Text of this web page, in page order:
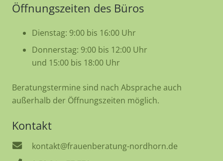
Öffnungszeiten des Büros
Dienstag: 9:00 bis 16:00 Uhr
Donnerstag: 9:00 bis 12:00 Uhr
und 15:00 bis 18:00 Uhr
Beratungstermine sind nach Absprache auch
außerhalb der Öffnungszeiten möglich.
Kontakt
kontakt@frauenberatung-nordhorn.de